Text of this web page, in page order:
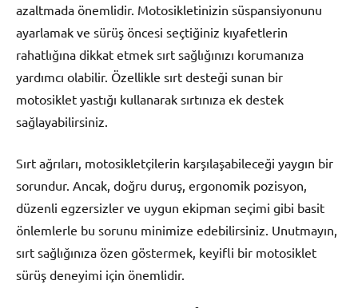
azaltmada önemlidir. Motosikletinizin süspansiyonunu
ayarlamak ve sürüş öncesi seçtiğiniz kıyafetlerin
rahatlığına dikkat etmek sırt sağlığınızı korumanıza
yardımcı olabilir. Özellikle sırt desteği sunan bir
motosiklet yastığı kullanarak sırtınıza ek destek
sağlayabilirsiniz.
Sırt ağrıları, motosikletçilerin karşılaşabileceği yaygın bir
sorundur. Ancak, doğru duruş, ergonomik pozisyon,
düzenli egzersizler ve uygun ekipman seçimi gibi basit
önlemlerle bu sorunu minimize edebilirsiniz. Unutmayın,
sırt sağlığınıza özen göstermek, keyifli bir motosiklet
sürüş deneyimi için önemlidir.